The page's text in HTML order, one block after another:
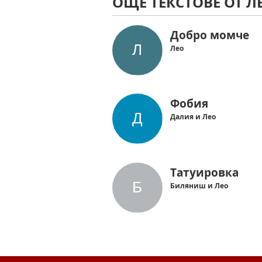
Добро момче
Лео
Фобия
Далия и Лео
Татуировка
Биляниш и Лео